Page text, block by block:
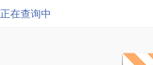
正在查询中